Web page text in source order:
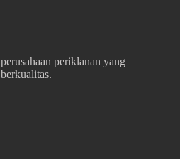
periklanan yang